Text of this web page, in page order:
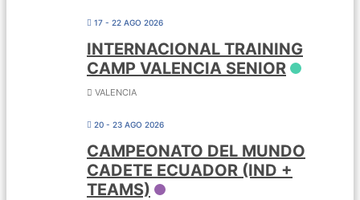
17 - 22 AGO 2026
INTERNACIONAL TRAINING
CAMP VALENCIA SENIOR
VALENCIA
20 - 23 AGO 2026
CAMPEONATO DEL MUNDO
CADETE ECUADOR (IND +
TEAMS)